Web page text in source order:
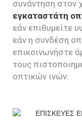
συνάντηση στον
εγκαταστάτη
εάν επιθυμείτε
εάν η συνδέση
επικοινωνήστε
τους
οπτικών ινών.